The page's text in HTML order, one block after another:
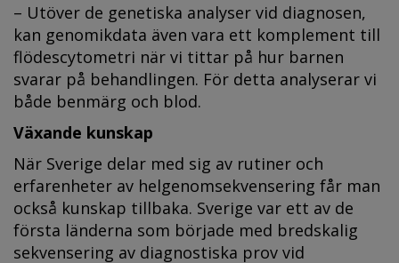
– Utöver de genetiska analyser vid diagnosen,
kan genomikdata även vara ett komplement till
flödescytometri när vi tittar på hur barnen
svarar på behandlingen. För detta analyserar vi
både benmärg och blod.
Växande kunskap
När Sverige delar med sig av rutiner och
erfarenheter av helgenomsekvensering får man
också kunskap tillbaka. Sverige var ett av de
första länderna som började med bredskalig
sekvensering av diagnostiska prov vid